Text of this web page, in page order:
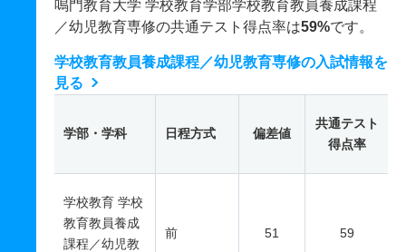
鳴門教育大学 学校教育学部学校教育教員養成課程
／幼児教育専修の共通テスト得点率は59%です。
学校教育教員養成課程／幼児教育専修の入試情報を
見る
学部・学科 日程方式 偏差値
共通テスト
得点率
学校教育 学校
教育教員養成
課程／幼児教
前 51 59